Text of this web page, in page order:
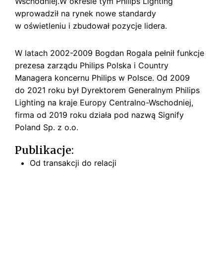
wprowadził na rynek nowe standardy
w oświetleniu i zbudował pozycje lidera.
W latach 2002-2009 Bogdan Rogala pełnił funkcje
prezesa zarządu Philips Polska i Country
Managera koncernu Philips w Polsce. Od 2009
do 2021 roku był Dyrektorem Generalnym Philips
Lighting na kraje Europy Centralno-Wschodniej,
firma od 2019 roku działa pod nazwą Signify
Poland Sp. z o.o.
Publikacje:
Od transakcji do relacji